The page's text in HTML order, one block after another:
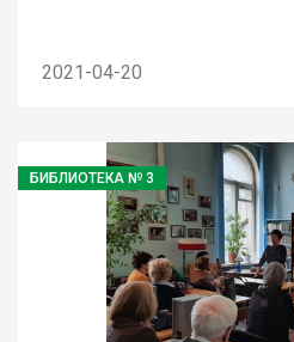
2021-04-20
БИБЛИОТЕКА № 3